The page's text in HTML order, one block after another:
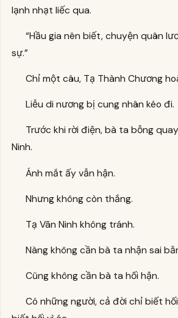
lạnh nhạt liếc qua.
“Hầu gia nên biết, chuyện quân
sự.”
Chỉ một câu, Tạ Thành Chương
Liễu di nương bị cung nhân kéo đi.
Trước khi rời điện, bà ta bỗng
Ninh.
Ánh mắt ấy vẫn hận.
Nhưng không còn thắng.
Tạ Vãn Ninh không tránh.
Nàng không cần bà ta nhận sai
Cũng không cần bà ta hối hận.
Có những người, cả đời chỉ biết